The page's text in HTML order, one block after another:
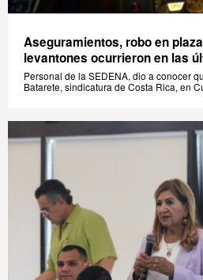
Aseguramientos, robo en
levantones ocurrieron en las
Personal de la SEDENA, dio a conocer
Batarete, sindicatura de Costa Rica, en